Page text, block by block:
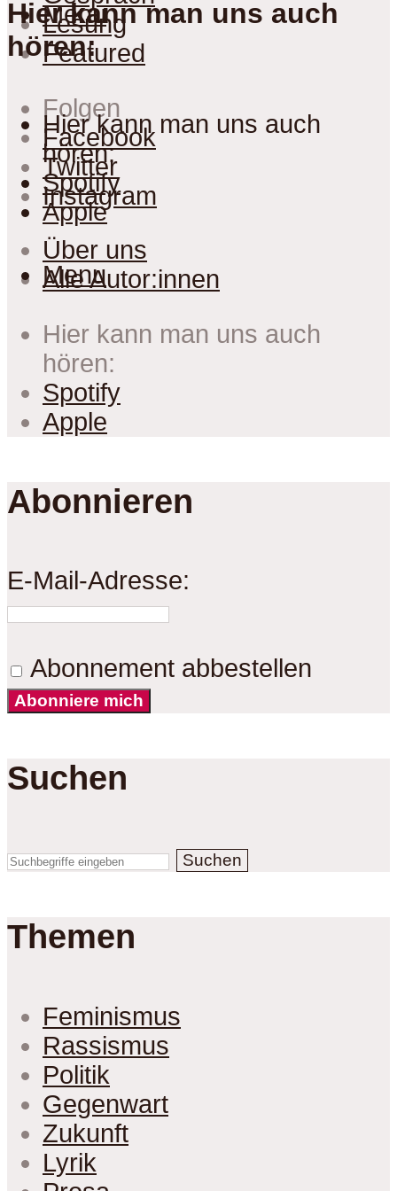
Menu
Hier kann man uns auch
hören:
Hier kann man uns auch
hören:
Spotify
Apple
Menu
Lesung
Featured
Folgen
Facebook
Twitter
Instagram
Über uns
Alle Autor:innen
Hier kann man uns auch
hören:
Spotify
Apple
Abonnieren
E-Mail-Adresse:
Abonnement abbestellen
Abonniere mich
Suchen
Suchen
Themen
Feminismus
Rassismus
Politik
Gegenwart
Zukunft
Lyrik